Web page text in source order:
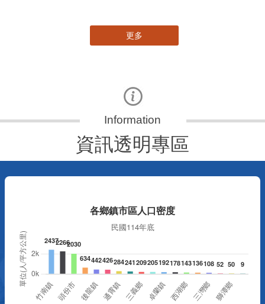
更多
資訊透明專區